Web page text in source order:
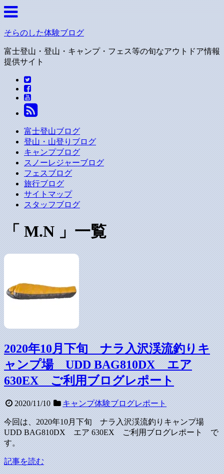
そらのした体験ブログ
富士登山・登山・キャンプ・フェス等の旬なアウトドア情報
提供サイト
富士登山ブログ
登山・山登りブログ
キャンプブログ
スノーレジャーブログ
フェスブログ
旅行ブログ
サイトマップ
スタッフブログ
M.N 一覧
2020年10月下旬 ナラ入沢渓流釣りキ
ャンプ場 UDD BAG810DX エア
630EX ご利用ブログレポート
2020/11/10 キャンプ体験ブログレポート
今回は、2020年10月下旬 ナラ入沢渓流釣りキャンプ場
UDD BAG810DX エア 630EX ご利用ブログレポート で
す。
記事を読む